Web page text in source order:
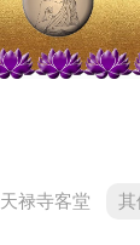
天禄寺客堂
其